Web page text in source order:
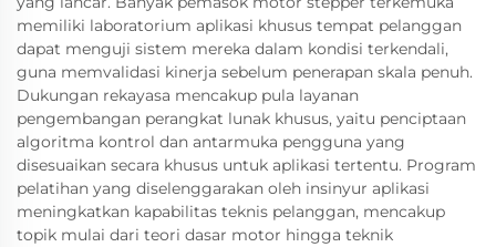
memiliki laboratorium aplikasi khusus tempat pelanggan
dapat menguji sistem mereka dalam kondisi terkendali,
guna memvalidasi kinerja sebelum penerapan skala penuh.
Dukungan rekayasa mencakup pula layanan
pengembangan perangkat lunak khusus, yaitu penciptaan
algoritma kontrol dan antarmuka pengguna yang
disesuaikan secara khusus untuk aplikasi tertentu. Program
pelatihan yang diselenggarakan oleh insinyur aplikasi
meningkatkan kapabilitas teknis pelanggan, mencakup
topik mulai dari teori dasar motor hingga teknik